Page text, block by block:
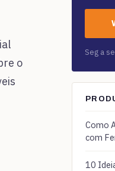
o
Seg a
Como
com
10